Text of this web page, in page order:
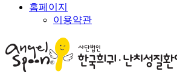
홈페이지
이용약관